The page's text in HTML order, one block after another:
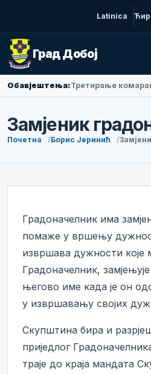
Latinica
Град Добој
Обавјештења:
Замјеник
Почетна Борис Јеринић
Градоначелник има
помаже у вршењу
извршава дужности које
Градоначелник, замјењује
његово име када је он
у извршавању својих
Скупштина бира и
приједлог
траје до краја мандата